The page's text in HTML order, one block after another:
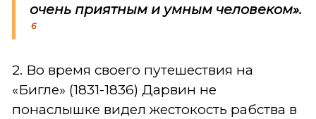
очень приятным и умным человеком».
6
2. Во время своего путешествия на
«Бигле» (1831-1836) Дарвин не
понаслышке видел жестокость рабства в